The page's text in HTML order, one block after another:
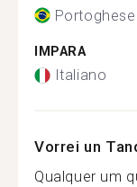
Portoghese
IMPARA
Italiano
Vorrei un
Qualquer um